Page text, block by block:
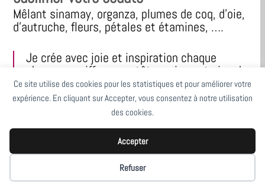
Ce site utilise des cookies pour les statistiques et pour améliorer votre
expérience. En cliquant sur Accepter, vous consentez à notre utilisation
des cookies.
Accepter
Refuser
Mêlant sinamay, organza, plumes de coq, d’oie,
d’autruche, fleurs, pétales et étamines, ….
Je crée avec joie et inspiration chaque
chapeau, coiffe, serre-tête, peigne et pics de
chignon pour sublimer votre silhouette en ce
jour unique.
Toutes ces créations sont à votre
disposition.
Bien entendu je suis à votre écoute pour